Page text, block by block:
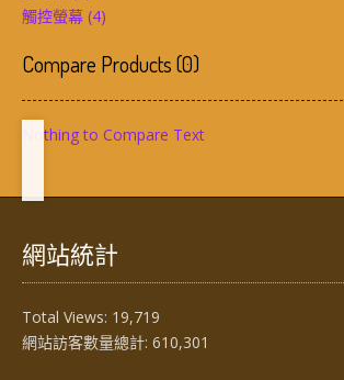
觸控螢幕 (4)
Compare Products(0)
Nothing to Compare Text
網站統計
Total Views: 19,719
網站訪客數量總計: 610,301